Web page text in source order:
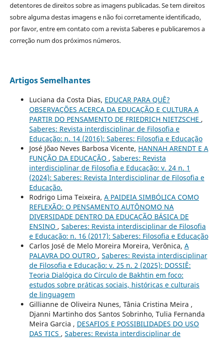
detentores de direitos sobre as imagens publicadas. Se tem direitos
sobre alguma destas imagens e não foi corretamente identificado,
por favor, entre em contato com a revista Saberes e publicaremos a
correção num dos próximos números.
Artigos Semelhantes
Luciana da Costa Dias, EDUCAR PARA QUÊ?
OBSERVAÇÕES ACERCA DA EDUCAÇÃO E CULTURA A
PARTIR DO PENSAMENTO DE FRIEDRICH NIETZSCHE ,
Saberes: Revista interdisciplinar de Filosofia e
Educação: n. 14 (2016): Saberes: Filosofia e Educação
José Jõao Neves Barbosa Vicente, HANNAH ARENDT E A
FUNÇÃO DA EDUCAÇÃO , Saberes: Revista
interdisciplinar de Filosofia e Educação: v. 24 n. 1
(2024): Saberes: Revista Interdisciplinar de Filosofia e
Educação.
Rodrigo Lima Teixeira, A PAIDEIA SIMBÓLICA COMO
REFLEXÃO: O PENSAMENTO AUTÔNOMO NA
DIVERSIDADE DENTRO DA EDUCAÇÃO BÁSICA DE
ENSINO , Saberes: Revista interdisciplinar de Filosofia
e Educação: n. 16 (2017): Saberes: Filosofia e Educação
Carlos José de Melo Moreira Moreira, Verônica, A
PALAVRA DO OUTRO , Saberes: Revista interdisciplinar
de Filosofia e Educação: v. 25 n. 2 (2025): DOSSIÊ:
Teoria Dialógica do Círculo de Bakhtin em foco:
estudos sobre práticas sociais, históricas e culturais
de linguagem
Gillianne de Oliveira Nunes, Tânia Cristina Meira ,
Djanni Martinho dos Santos Sobrinho, Tulia Fernanda
Meira Garcia , DESAFIOS E POSSIBILIDADES DO USO
DAS TICS , Saberes: Revista interdisciplinar de